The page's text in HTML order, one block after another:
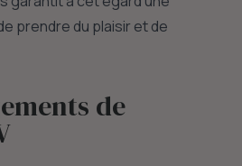
prendre du plaisir et de
de